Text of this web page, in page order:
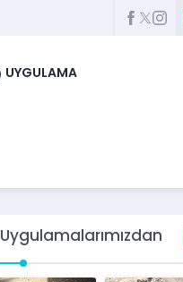
UYGULAMA
Uygulamalarımızdan